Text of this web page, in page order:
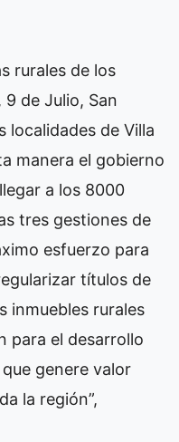
rurales de los
de Julio, San
localidades de Villa
manera el gobierno
a los 8000
tres gestiones de
esfuerzo para
títulos de
inmuebles rurales
para el desarrollo
genere valor
la región”,